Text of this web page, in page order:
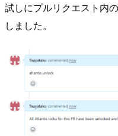
試しにプルリクエスト内
しました。